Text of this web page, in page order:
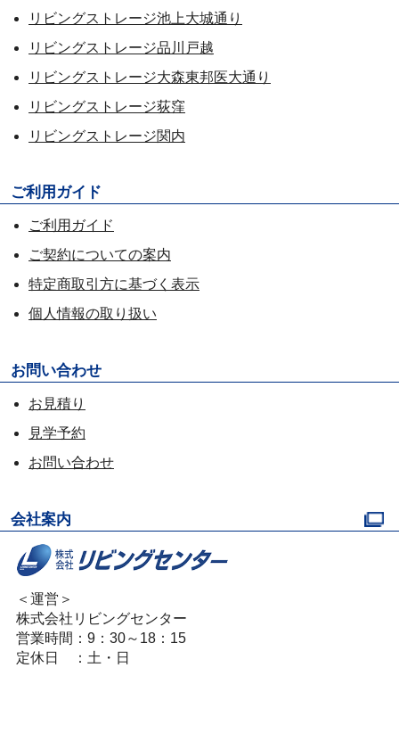
リビングストレージ池上大城通り
リビングストレージ品川戸越
リビングストレージ大森東邦医大通り
リビングストレージ荻窪
リビングストレージ関内
ご利用ガイド
ご利用ガイド
ご契約についての案内
特定商取引方に基づく表示
個人情報の取り扱い
お問い合わせ
お見積り
見学予約
お問い合わせ
会社案内
＜運営＞
株式会社リビングセンター
営業時間：9：30～18：15
定休日 ：土・日